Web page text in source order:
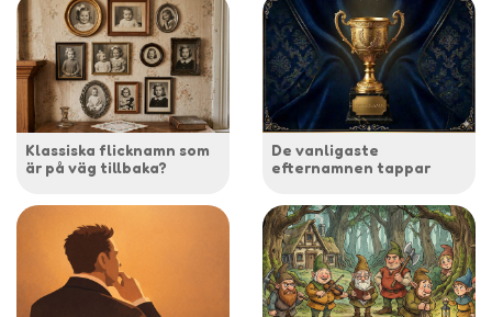
Klassiska flicknamn som
är på väg tillbaka?
De vanligaste
efternamnen tappar